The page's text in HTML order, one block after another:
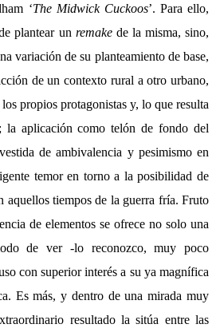
‘The Midwick Cuckoos’. Para ello,
plantear un remakede la misma, sino,
variación de su planteamiento de base,
de un contexto rural a otro urbano,
propios protagonistas y, lo que resulta
la aplicación como telón de fondo del
de ambivalencia y pesimismo en
temor en torno a la posibilidad de
aquellos tiempos de la guerra fría. Fruto
de elementos se ofrece no solo una
de ver -lo reconozco, muy poco
con superior interés a su ya magnífica
Es más, y dentro de una mirada muy
resultado la sitúa entre las